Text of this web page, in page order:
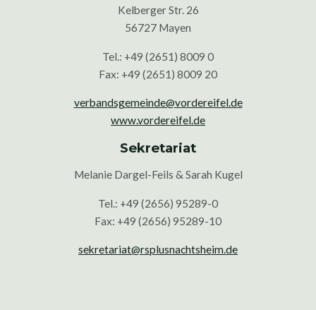
Kelberger Str. 26
56727 Mayen
Tel.: +49 (2651) 8009 0
Fax: +49 (2651) 8009 20
verbandsgemeinde@vordereifel.de
www.vordereifel.de
Sekretariat
Melanie Dargel-Feils & Sarah Kugel
Tel.: +49 (2656) 95289-0
Fax: +49 (2656) 95289-10
sekretariat@rsplusnachtsheim.de